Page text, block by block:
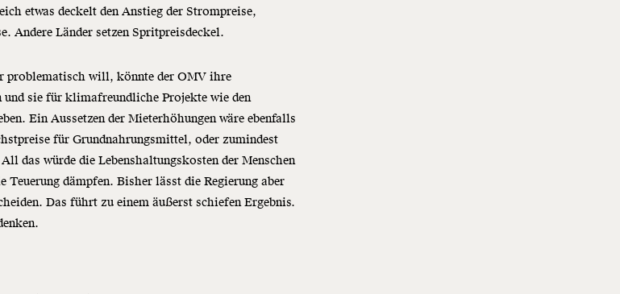
etwas deckelt den Anstieg der Strompreise,
Andere Länder setzen Spritpreisdeckel.
problematisch will, könnte der OMV ihre
und sie für klimafreundliche Projekte wie den
Ein Aussetzen der Mieterhöhungen wäre ebenfalls
für Grundnahrungsmittel, oder zumindest
das würde die Lebenshaltungskosten der Menschen
Teuerung dämpfen. Bisher lässt die Regierung aber
Das führt zu einem äußerst schiefen Ergebnis.